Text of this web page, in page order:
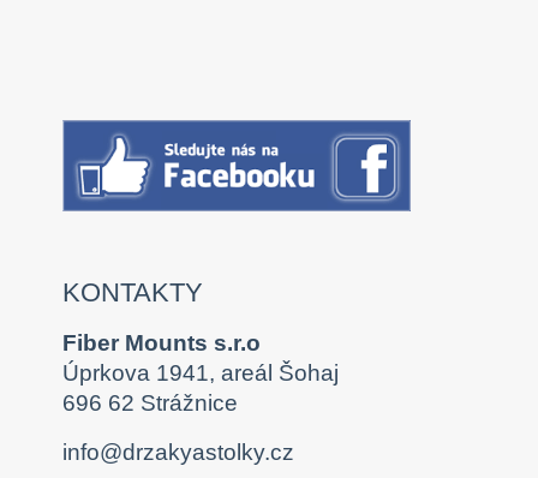
KONTAKTY
Fiber Mounts s.r.o
Úprkova 1941, areál Šohaj
696 62 Strážnice
info@drzakyastolky.cz